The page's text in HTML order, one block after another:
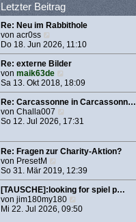
B
e
t
r
a
Letzter Beitrag
Re: Neu im Rabbithole
vonacr0ss
e
u
e
s
t
e
r
B
e
t
r
a
g
Do 18. Jun 2026, 11:10
Re: externe Bilder
vonmaik63de
e
u
e
t
r
B
t
r
a
g
Sa 13. Okt 2018, 18:09
Re: Carcassonne in Carcassonn…
vonChalla007
e
e
s
e
r
B
e
i
So 12. Jul 2026, 17:31
Re: Fragen zur Charity-Aktion?
von PresetM
e
u
e
s
So 31. Mär 2019, 12:39
[TAUSCHE]:looking for spiel p…
vonjim180my180
e
Mi 22. Jul 2026, 09:50